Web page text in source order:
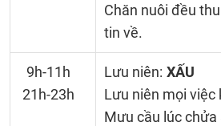
Chăn nuôi đều
tin về.
9h-11h
21h-23h
Lưu niên: XẤU
Lưu niên mọi việc
Mưu cầu lúc